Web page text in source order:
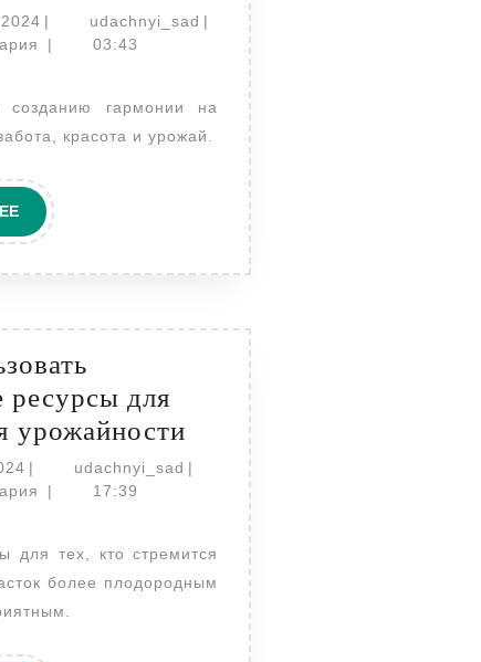
26
сентября
| udachnyi_sad udachnyi_sad
|
| 03:43
красота и урожай.
ЧИТАТЬ
ДАЛЕЕ
ресурсы для
урожайностиКак
использовать
природные
ресурсы
для
повышения
урожайности
31
августа
| udachnyi_sad udachnyi_sad
|
| 17:39
более плодородным